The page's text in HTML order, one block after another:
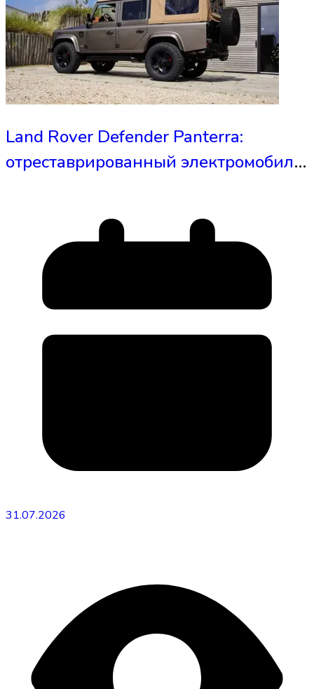
Land Rover Defender Panterra:
отреставрированный электромобиль
31.07.2026